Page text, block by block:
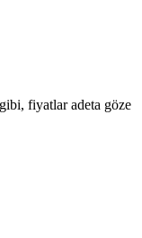
fiyatlar adeta göze